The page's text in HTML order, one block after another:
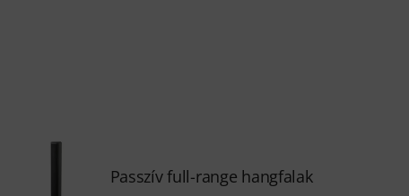
Passzív full-range hangfalak